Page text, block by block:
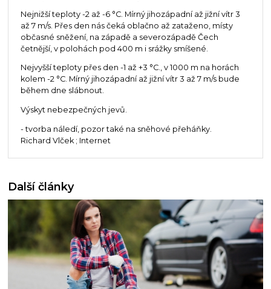
Nejnižší teploty -2 až -6 °C. Mírný jihozápadní až jižní vítr 3
až 7 m/s. Přes den nás čeká oblačno až zataženo, místy
občasné sněžení, na západě a severozápadě Čech
četnější, v polohách pod 400 m i srážky smíšené.
Nejvyšší teploty přes den -1 až +3 °C., v 1000 m na horách
kolem -2 °C. Mírný jihozápadní až jižní vítr 3 až 7 m/s bude
během dne slábnout.
Výskyt nebezpečných jevů.
- tvorba náledí, pozor také na sněhové přeháňky.
Richard Vlček ; Internet
Další články